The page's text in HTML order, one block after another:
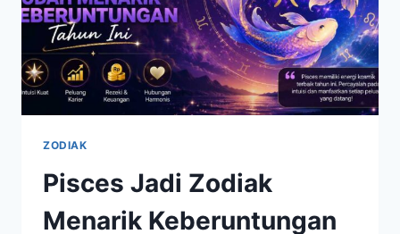
DIKETAHUI
ZODIAK
Pisces Jadi Zodiak
Menarik Keberuntungan